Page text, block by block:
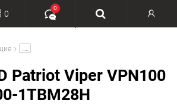
0
0
Patriot Viper VPN100
1TBM28H